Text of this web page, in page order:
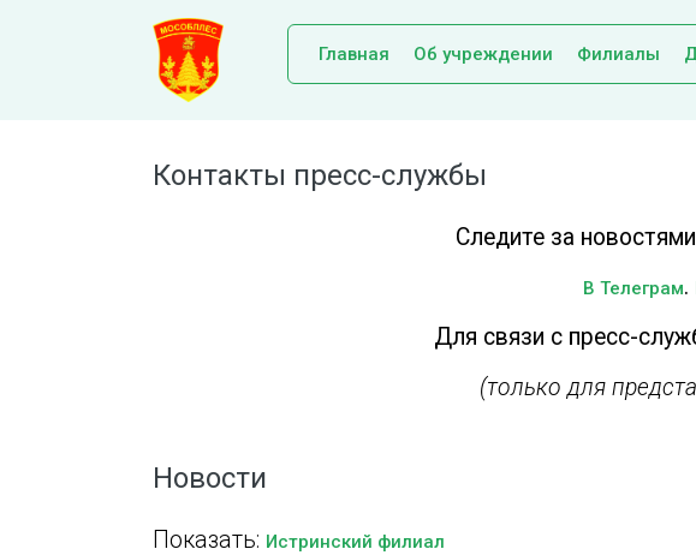
Главная Об учреждении Филиалы
Контакты пресс-службы
Следите за
В Телеграм.
Для связи с пресс-
(только для
Новости
Показать: Истринский филиал